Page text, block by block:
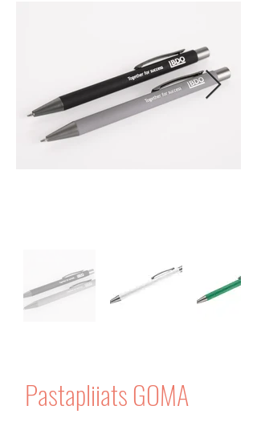
Pastapliiats GOMA